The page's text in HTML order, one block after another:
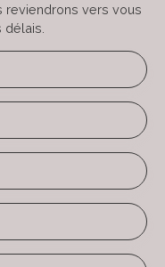
reviendrons vers vous